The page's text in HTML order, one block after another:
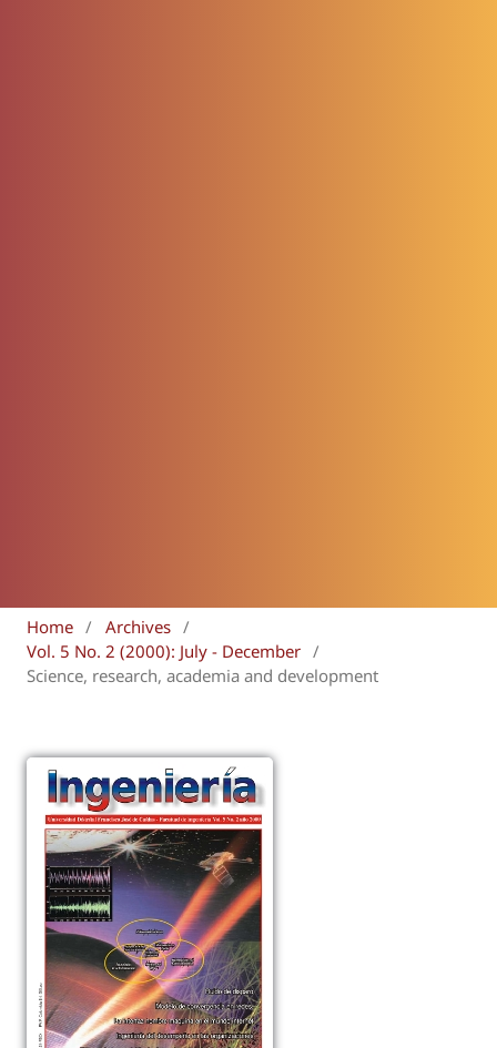
Home / Archives /
Vol. 5 No. 2 (2000): July - December /
Science, research, academia and development